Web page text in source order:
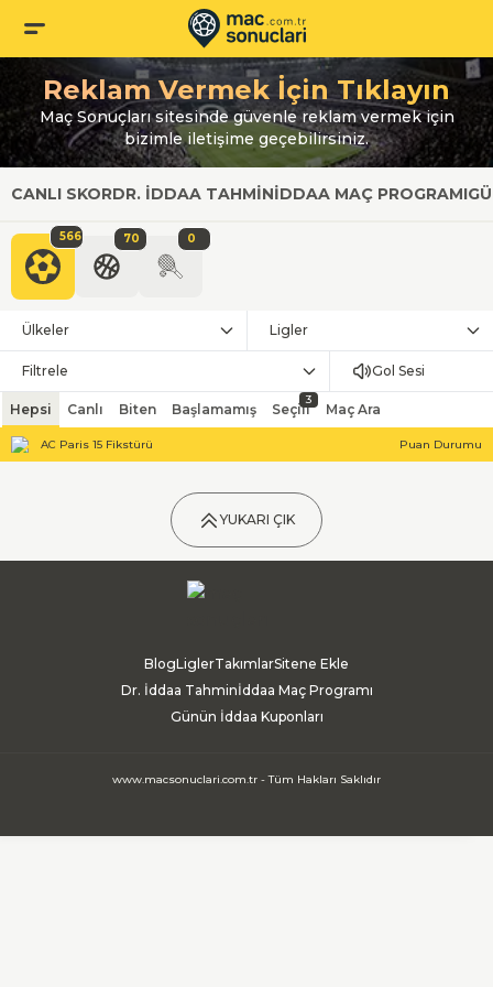
Reklam Vermek İçin Tıklayın
Maç Sonuçları sitesinde güvenle reklam vermek için
bizimle iletişime geçebilirsiniz.
CANLI SKORDR. İDDAA TAHMINİDDAA MAÇ PROGRAMI
566 70 0
Ülkeler Ligler
Filtrele Gol Sesi
Hepsi Canlı Biten Başlamamış Seçili
3
Maç Ara
AC Paris 15 Fikstürü Puan Durumu
YUKARI ÇIK
BlogLiglerTakımlarSitene Ekle
Dr. İddaa Tahminİddaa Maç Programı
Günün İddaa Kuponları
www.macsonuclari.com.tr - Tüm Hakları Saklıdır